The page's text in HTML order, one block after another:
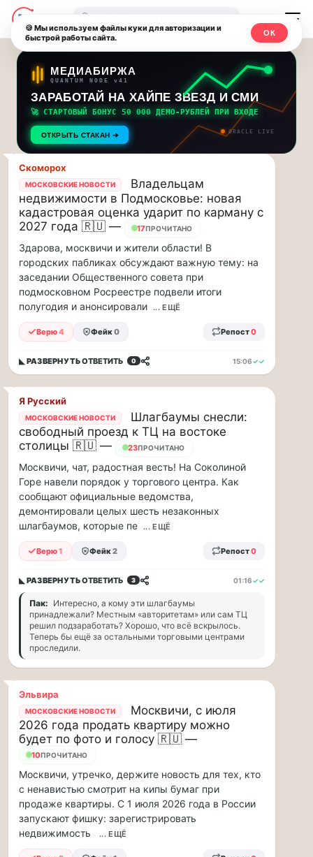
Последние
новости
обновления
потока:
Друзья,
приглашаем
на
музыкальную
прогулку
по
Москве
Чайковского!…
Друзья,
приглашаем
на
музыкальную
по
Москве
Чайковского!
16.08
|
16:00
Петр
Ильич
Чайковский
один
из
самых
исповедальных
русских
композиторов,
чья
стала
ча...
Терапевт
ВСК
дал
дачникам:
«сердечникам»
можно
находится…
ВСК
дал
совет
дачникам:
«сердечникам»
можно
Москвичи.net
—
Главный
столичный
чат-
мессенджер,
новости
и
инсайды
Москвы
🔍
МЕДИАБИРЖА
QUANTUM NODE v41
ЗАРАБОТАЙ НА ХАЙПЕ ЗВЕЗД И СМИ
🚀 СТАРТОВЫЙ БОНУС 50 000 ДЕМО-РУБЛЕЙ ПРИ ВХОДЕ
ОТКРЫТЬ СТАКАН ➔ ORACLE LIVE
Скоморох
МОСКОВСКИЕ НОВОСТИ
Владельцам
недвижимости в Подмосковье: новая
кадастровая оценка ударит по карману с
2027 года 🇷🇺 —
17ПРОЧИТАНО
Здарова, москвичи и жители области! В
городских пабликах обсуждают важную тему: на
заседании Общественного совета при
подмосковном Росреестре подвели итоги
полугодия и анонсировали ... ЕЩЁ
Верю4 Фейк0 Репост0
◣ РАЗВЕРНУТЬОТВЕТИТЬ 0 15:06✓✓
Я Русский
МОСКОВСКИЕ НОВОСТИ
Шлагбаумы снесли:
свободный проезд к ТЦ на востоке
столицы 🇷🇺 —
23ПРОЧИТАНО
Москвичи, чат, радостная весть! На Соколиной
Горе навели порядок у торгового центра. Как
сообщают официальные ведомства,
демонтировали целых шесть незаконных
шлагбаумов, которые пе
... ЕЩЁ
Верю1 Фейк2 Репост0
◣ РАЗВЕРНУТЬОТВЕТИТЬ 3 01:16✓✓
Пак: Интересно, а кому эти шлагбаумы
принадлежали? Местным «авторитетам» или сам ТЦ
решил подзаработать? Хорошо, что всё вскрылось.
Теперь бы ещё за остальными торговыми центрами
проследили.
Эльвира
МОСКОВСКИЕ НОВОСТИ
Москвичи, с июля
2026 года продать квартиру можно
будет по фото и голосу 🇷🇺 —
10ПРОЧИТАНО
Москвичи, утречко, держите новость для тех, кто
с ненавистью смотрит на кипы бумаг при
продаже квартиры. С 1 июля 2026 года в России
запускают фишку: зарегистрировать
недвижимость
... ЕЩЁ
🍪 Мы используем файлы куки для авторизации и
быстрой работы сайта.
ОК